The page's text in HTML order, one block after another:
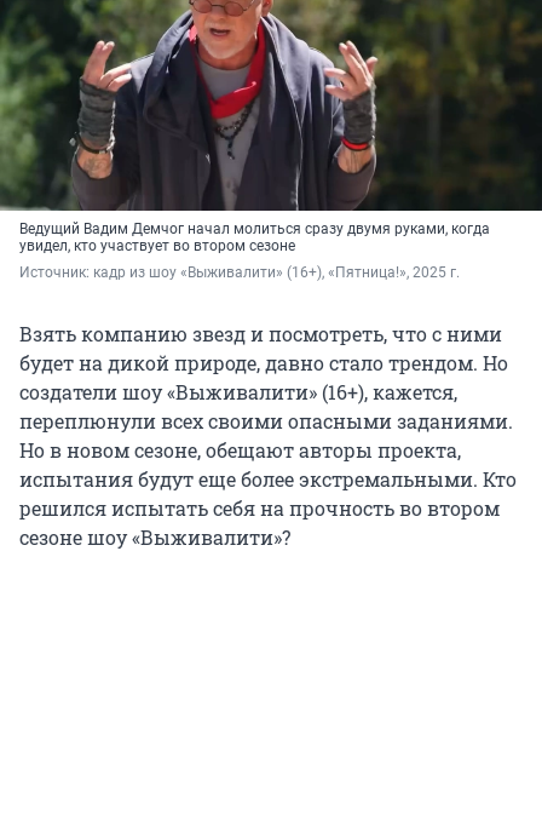
Ведущий Вадим Демчог начал молиться сразу двумя руками, когда
увидел, кто участвует во втором сезоне
Источник: кадр из шоу «Выживалити» (16+), «Пятница!», 2025 г.
Взять компанию звезд и посмотреть, что с ними
будет на дикой природе, давно стало трендом. Но
создатели шоу «Выживалити» (16+), кажется,
переплюнули всех своими опасными заданиями.
Но в новом сезоне, обещают авторы проекта,
испытания будут еще более экстремальными. Кто
решился испытать себя на прочность во втором
сезоне шоу «Выживалити»?